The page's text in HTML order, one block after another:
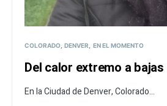
COLORADO DENVER EN EL MOMENTO
Del calor extremo a
En la Ciudad de Denver, Colorado...